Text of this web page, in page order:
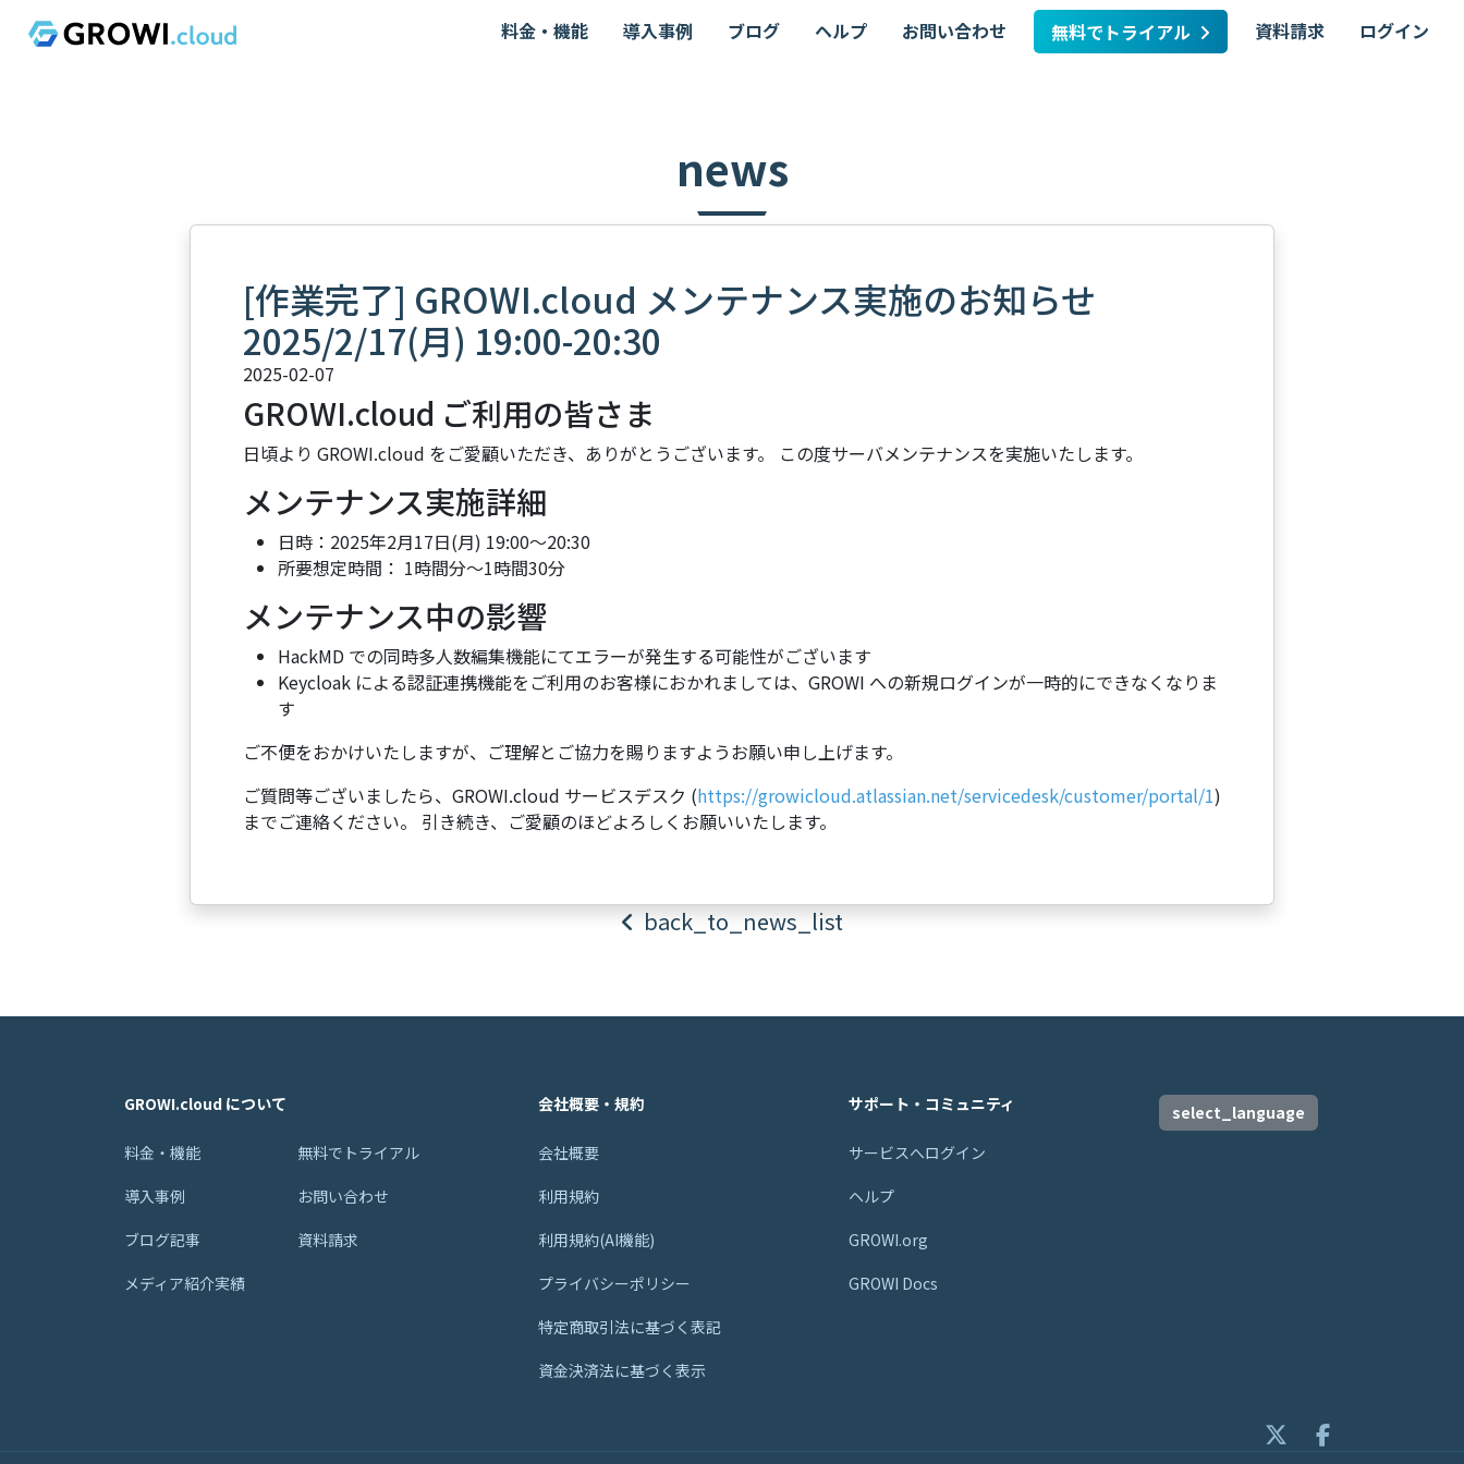
料金・機能 導入事例 ブログ ヘルプ お問い合わせ 無料でトライアル 資料請求 ログイン
news
[作業完了] GROWI.cloud メンテナンス実施のお知らせ
2025/2/17(月) 19:00-20:30
2025-02-07
GROWI.cloud ご利用の皆さま
日頃より GROWI.cloud をご愛顧いただき、ありがとうございます。 この度サーバメンテナンスを実施いたします。
メンテナンス実施詳細
日時：2025年2月17日(月) 19:00～20:30
所要想定時間： 1時間分～1時間30分
メンテナンス中の影響
HackMD での同時多人数編集機能にてエラーが発生する可能性がございます
Keycloak による認証連携機能をご利用のお客様におかれましては、GROWI への新規ログインが一時的にできなくなりま
す
ご不便をおかけいたしますが、ご理解とご協力を賜りますようお願い申し上げます。
ご質問等ございましたら、GROWI.cloud サービスデスク (https://growicloud.atlassian.net/servicedesk/customer/portal/1)
までご連絡ください。 引き続き、ご愛顧のほどよろしくお願いいたします。
back_to_news_list
GROWI.cloud について
料金・機能
導入事例
ブログ記事
メディア紹介実績
無料でトライアル
お問い合わせ
資料請求
会社概要・規約
会社概要
利用規約
利用規約(AI機能)
プライバシーポリシー
特定商取引法に基づく表記
資金決済法に基づく表示
サポート・コミュニティ
サービスへログイン
ヘルプ
GROWI.org
GROWI Docs
select_language